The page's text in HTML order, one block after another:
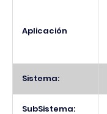
Aplicación
Sistema:
SubSistema: